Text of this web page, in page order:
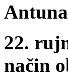
22.
način